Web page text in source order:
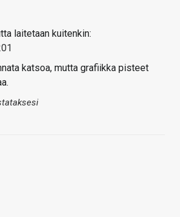
laitetaan kuitenkin:
katsoa, mutta grafiikka pisteet